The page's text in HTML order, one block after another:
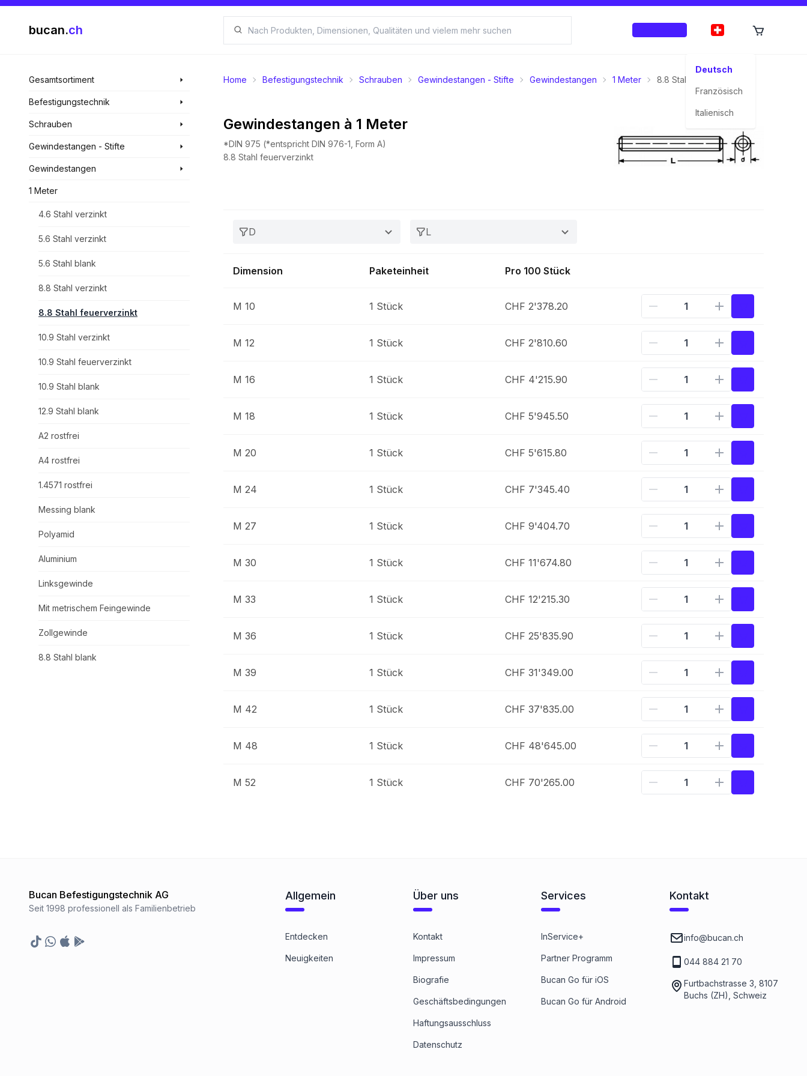
bucan.ch
Deutsch
Französisch
Italienisch
Gesamtsortiment
Befestigungstechnik
Schrauben
Gewindestangen - Stifte
Gewindestangen
1 Meter
4.6 Stahl verzinkt
5.6 Stahl verzinkt
5.6 Stahl blank
8.8 Stahl verzinkt
8.8 Stahl feuerverzinkt
10.9 Stahl verzinkt
10.9 Stahl feuerverzinkt
10.9 Stahl blank
12.9 Stahl blank
A2 rostfrei
A4 rostfrei
1.4571 rostfrei
Messing blank
Polyamid
Aluminium
Linksgewinde
Mit metrischem Feingewinde
Zollgewinde
8.8 Stahl blank
Home Befestigungstechnik Schrauben Gewindestangen - Stifte Gewindestangen 1 Meter 8.8 Stahl feuerverzinkt
Gewindestangen à 1 Meter
*DIN 975 (*entspricht DIN 976-1, Form A)
8.8 Stahl feuerverzinkt
D L
Dimension Paketeinheit Pro 100 Stück
M 10 1 Stück CHF 2'378.20
M 12 1 Stück CHF 2'810.60
M 16 1 Stück CHF 4'215.90
M 18 1 Stück CHF 5'945.50
M 20 1 Stück CHF 5'615.80
M 24 1 Stück CHF 7'345.40
M 27 1 Stück CHF 9'404.70
M 30 1 Stück CHF 11'674.80
M 33 1 Stück CHF 12'215.30
M 36 1 Stück CHF 25'835.90
M 39 1 Stück CHF 31'349.00
M 42 1 Stück CHF 37'835.00
M 48 1 Stück CHF 48'645.00
M 52 1 Stück CHF 70'265.00
Bucan Befestigungstechnik AG
Seit 1998 professionell als Familienbetrieb
TikTokWhatsapp
Appstore
Google Play Store
Allgemein
Entdecken
Neuigkeiten
Über uns
Kontakt
Impressum
Biografie
Geschäftsbedingungen
Haftungsausschluss
Datenschutz
Services
InService+
Partner Programm
Bucan Go für iOS
Bucan Go für Android
Kontakt
info@bucan.ch
044 884 21 70
Furtbachstrasse 3, 8107
Buchs (ZH), Schweiz